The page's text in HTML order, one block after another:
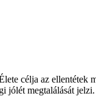
célja az ellentétek
jólét megtalálását jelzi.